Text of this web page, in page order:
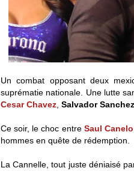
Un combat opposant deux
suprématie nationale. Une lutte
Cesar Chavez, Salvador Sanchez
Ce soir, le choc entre Saul
hommes en quête de rédemption.
La Cannelle, tout juste déniaisé